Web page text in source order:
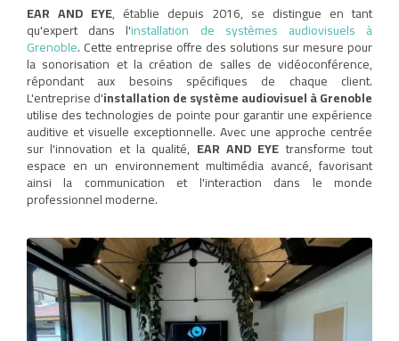
EAR AND EYE, établie depuis 2016, se distingue en tant
qu'expert dans l'installation de systèmes audiovisuels à
Grenoble. Cette entreprise offre des solutions sur mesure pour
la sonorisation et la création de salles de vidéoconférence,
répondant aux besoins spécifiques de chaque client.
L'entreprise d'installation de système audiovisuel à Grenoble
utilise des technologies de pointe pour garantir une expérience
auditive et visuelle exceptionnelle. Avec une approche centrée
sur l'innovation et la qualité, EAR AND EYEtransforme tout
espace en un environnement multimédia avancé, favorisant
ainsi la communication et l'interaction dans le monde
professionnel moderne.